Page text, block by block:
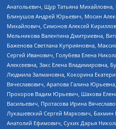
Анатольевич, Щур Татьяна
Блинушов Андрей Юрьевич, Мосин
Михайлович, Симонов Алексей
Мельникова Валентина Дмитриевна,
Баженова Светлана Куприяновна,
Сергей Иванович, Голубева Елена
Алексеевна, Закс Елена Владимировна,
Людмила Залмановна, Кокорина
Вячеславович, Арапова Галина
Прохоров Вадим Юрьевич, Шахова
Васильевич, Протасова Ирина
Лукашевский Сергей Маркович, Бахмин
Анатолий Ефимович, Сухих Дарья